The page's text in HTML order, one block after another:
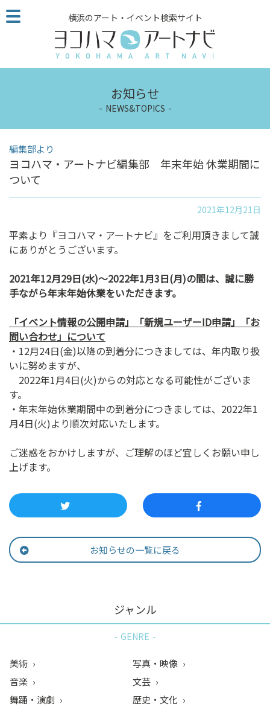
こ
の
ジ
読
ペ
へ
ス
キ
体
キ
プ
横浜のアート・イベント検索サイト
お知らせ
NEWS&TOPICS
編集部より
ヨコハマ・アートナビ編集部 年末年始 休業期間に
ついて
2021年12月21日
平素より『ヨコハマ・アートナビ』をご利用頂きまして誠
にありがとうございます。
2021年12月29日(水)～2022年1月3日(月)の間は、誠に勝
手ながら年末年始休業をいただきます。
「イベント情報の公開申請」「新規ユーザーID申請」「お
問い合わせ」について
・12月24日(金)以降の到着分につきましては、年内取り扱
いに努めますが、
2022年1月4日(火)からの対応となる可能性がございま
す。
・年末年始休業期間中の到着分につきましては、2022年1
月4日(火)より順次対応いたします。
ご迷惑をおかけしますが、ご理解のほど宜しくお願い申し
上げます。
お知らせの一覧に戻る
ジャンル
GENRE
美術
音楽
舞踊・演劇
写真・映像
文芸
歴史・文化